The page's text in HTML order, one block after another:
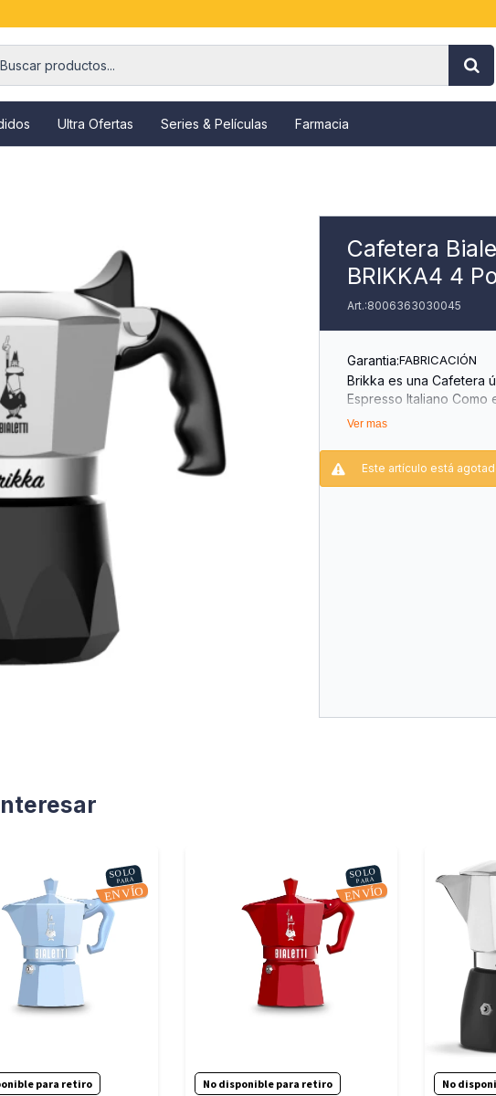
Ultra Ofertas Series & Películas Farmacia
Cafetera
BRIKKA4 4
8006363030045
Garantia:FABRICACIÓN
Brikka es una Cafetera
Espresso Italiano Como
Exclusiva Tecnología
Intenso y con una
El Nuevo Diseño,
Ver mas
Este artículo está
para retiro No disponible para retiro No